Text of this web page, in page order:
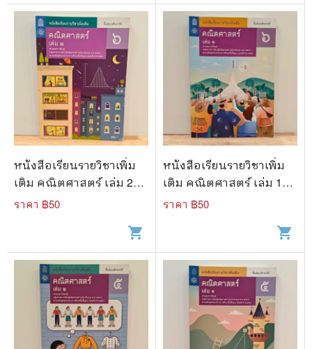
หนังสือเรียนรายวิชาเพิ่ม
เติม คณิตศาสตร์ เล่ม 2
ชั้นมัธยมศึกษาปีที่ 6
ราคา ฿50
shopping_cart
หนังสือเรียนรายวิชาเพิ่ม
เติม คณิตศาสตร์ เล่ม 1
ชั้นมัธยมศึกษาปีที่ 6
ราคา ฿50
shopping_cart